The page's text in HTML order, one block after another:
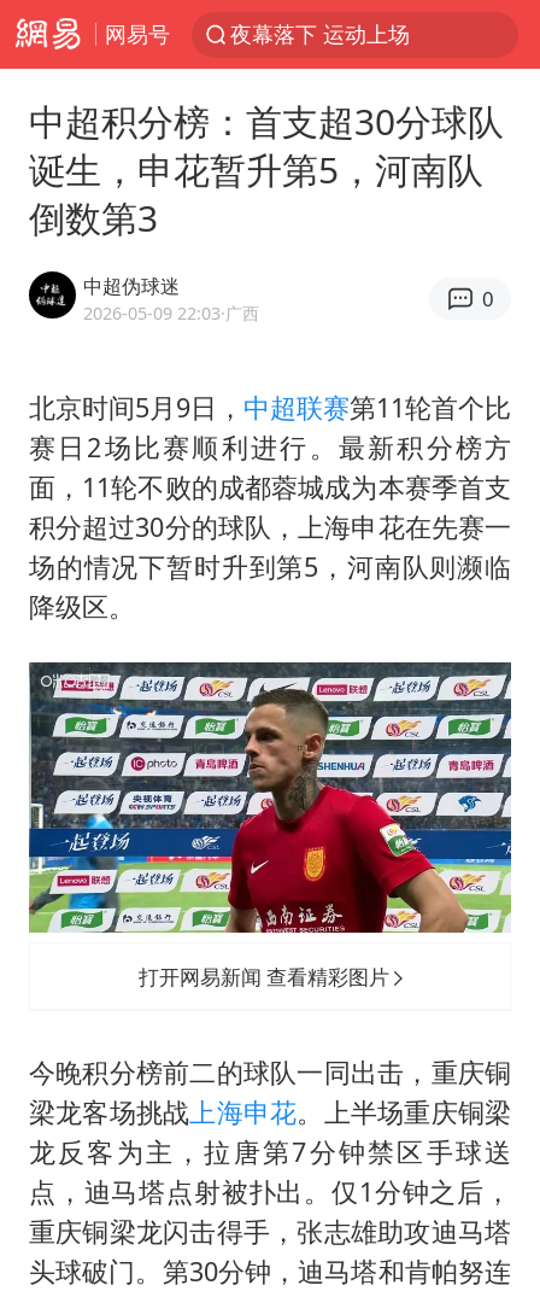
网易号
夜幕落下 运动上场
泰交通部副部长回应中国人遭歧视手势
改名后的“青海拉面”店
段绚竞因公牺牲 年仅44岁
女子开一天一夜空调后二氧化碳中毒
97岁英国奶奶飞上天再破吉尼斯纪录
“空调24小时开着更省电”不实
“不建议大家买深色蛋糕”
男子结婚8年3个女儿均非亲生
985博士后被曝在妻子孕期出轨后续
公司“上四休三”但要降薪1000元
47岁妈妈突然产女 26岁女儿：很震惊
如何把百年大党建设得更加坚强有力？
中超积分榜：首支超30分球队
诞生，申花暂升第5，河南队
倒数第3
中超伪球迷
2026-05-09 22:03·广西
0
北京时间5月9日， 中超联赛第11轮首个比
赛日2场比赛顺利进行。最新积分榜方
面，11轮不败的成都蓉城成为本赛季首支
积分超过30分的球队，上海申花在先赛一
场的情况下暂时升到第5，河南队则濒临
降级区。
打开网易新闻 查看精彩图片
今晚积分榜前二的球队一同出击，重庆铜
梁龙客场挑战上海申花。上半场重庆铜梁
龙反客为主，拉唐第7分钟禁区手球送
点，迪马塔点射被扑出。仅1分钟之后，
重庆铜梁龙闪击得手，张志雄助攻迪马塔
头球破门。第30分钟，迪马塔和肯帕努连